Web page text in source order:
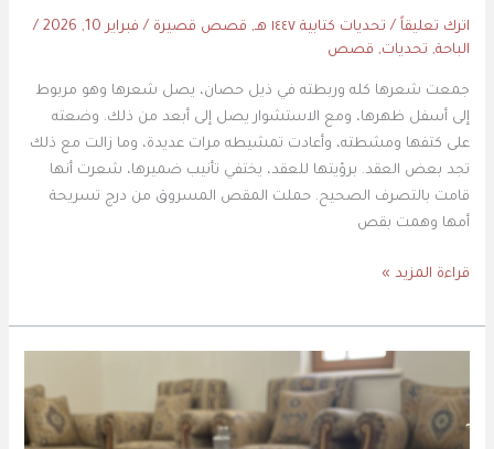
اترك تعليقاً / تحديات كتابية ١٤٤٧ هـ , قصص قصيرة / فبراير 10, 2026
/
الباحة, تحديات, قصص
جمعت شعرها كله وربطته في ذيل حصان، يصل شعرها وهو مربوط
إلى أسفل ظهرها، ومع الاستشوار يصل إلى أبعد من ذلك. وضعته
على كتفها ومشطته، وأعادت تمشيطه مرات عديدة، وما زالت مع ذلك
تجد بعض العقد. برؤيتها للعقد، يختفي تأنيب ضميرها، شعرت أنها
قامت بالتصرف الصحيح. حملت المقص المسروق من درج تسريحة
أمها وهمت بقص
قراءة المزيد »
المسواك